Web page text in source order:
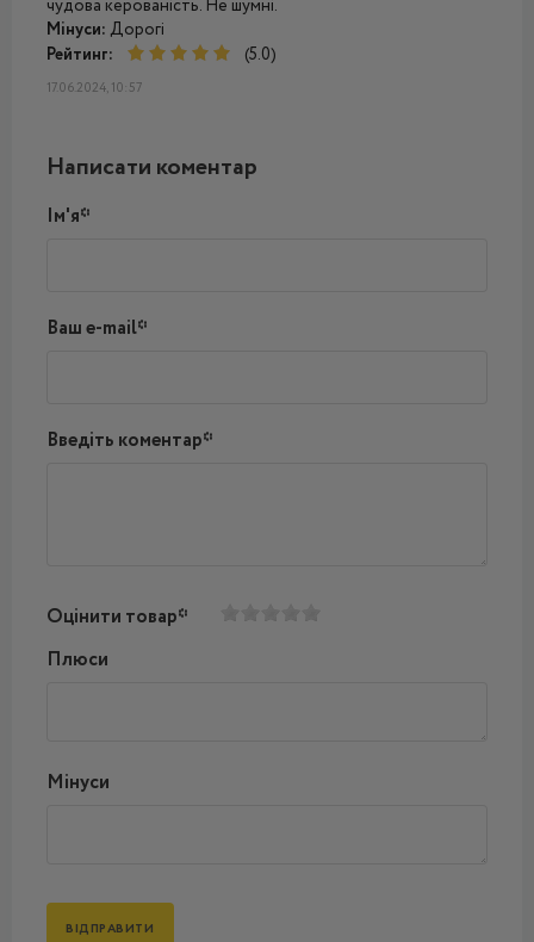
чудова керованість. Не шумні.
Мінуси: Дорогі
Рейтинг:
(5.0)
17.06.2024, 10:57
Написати коментар
Ім'я*
Ваш e-mail*
Введіть коментар*
Оцінити товар*
Плюси
Мінуси